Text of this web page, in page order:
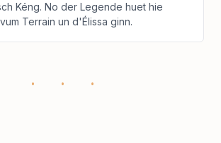
Kéng. No der Legende huet hie
Terrain un d'Élissa ginn.
· · ·